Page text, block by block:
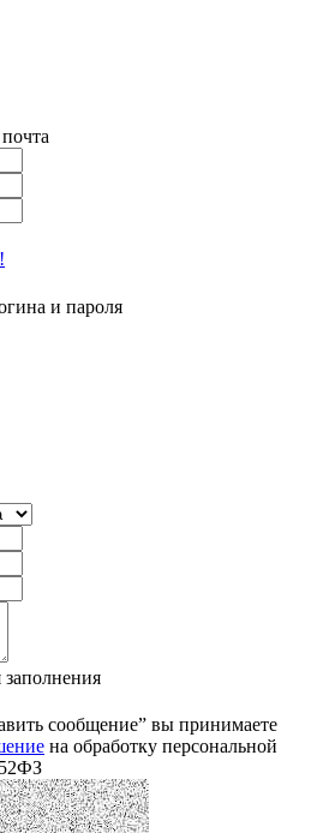
и пароля
заполнения
сообщение” вы принимаете
на обработку персональной